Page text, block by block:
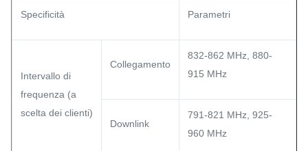
Specificità Parametri
Intervallo di
frequenza (a
scelta dei clienti)
Collegamento
832-862 MHz, 880-
915 MHz
Downlink
791-821 MHz, 925-
960 MHz